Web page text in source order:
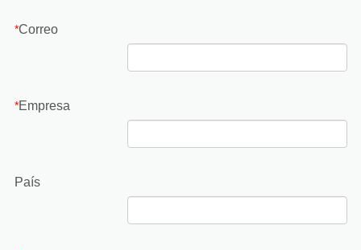
*Correo
*Empresa
País